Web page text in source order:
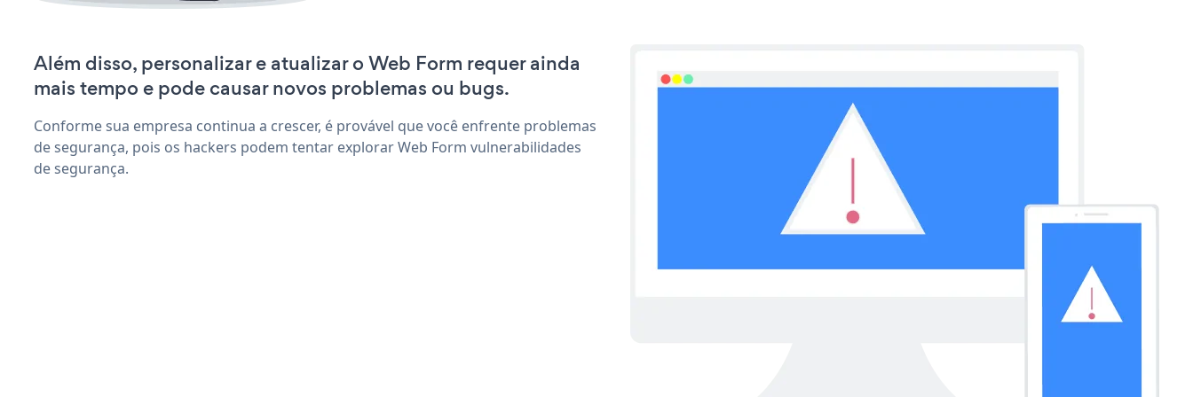
Além disso, personalizar e atualizar o Web Form requer ainda
mais tempo e pode causar novos problemas ou bugs.
Conforme sua empresa continua a crescer, é provável que você enfrente problemas
de segurança, pois os hackers podem tentar explorar Web Form vulnerabilidades
de segurança.